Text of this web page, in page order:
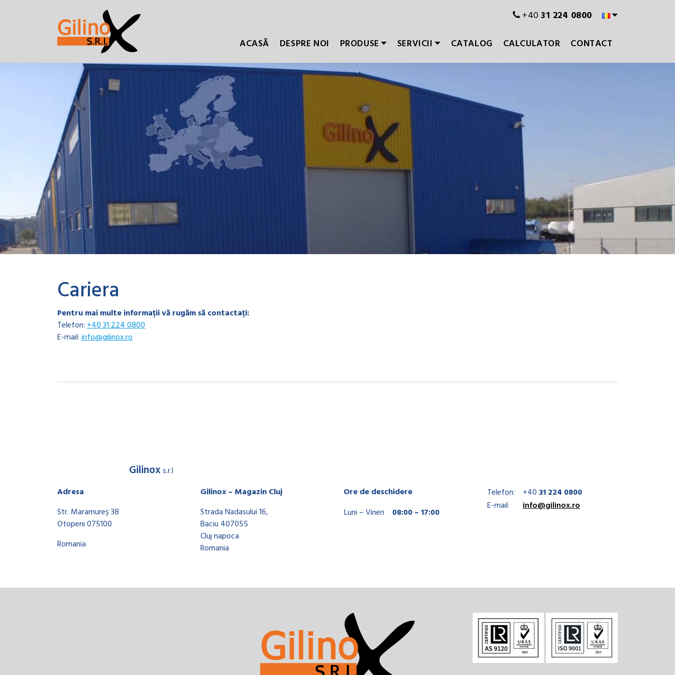
+4031 224 0800
ACASĂ
DESPRE NOI PRODUSE SERVICII CATALOG CALCULATOR CONTACT
Cariera
Pentru mai multe informații vă rugăm să contactați:
Telefon:+40 31 224 0800
E-mail:info@gilinox.ro
Gilinoxs.r.l
Adresa
Str. Maramureș 38
Otopeni 075100
Romania
Gilinox – Magazin Cluj
Strada Nadasului 16,
Baciu 407055
Cluj napoca
Romania
Ore de deschidere
Luni – Vineri
08:00 – 17:00
Telefon: +4031 224 0800
E-mail:
info@gilinox.ro